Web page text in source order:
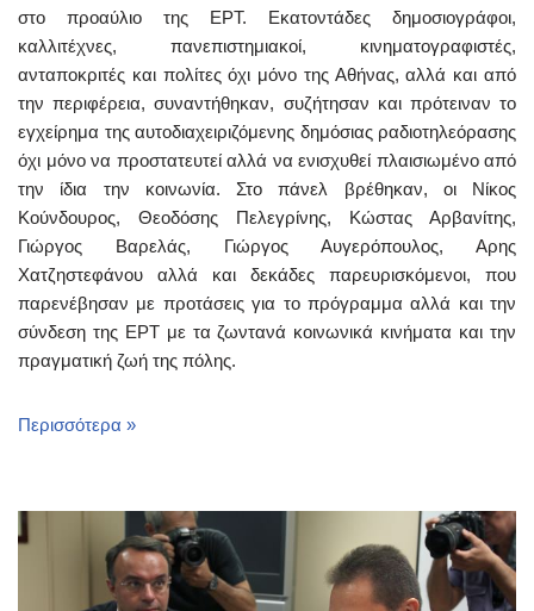
στο προαύλιο της ΕΡΤ. Εκατοντάδες δημοσιογράφοι,
καλλιτέχνες, πανεπιστημιακοί, κινηματογραφιστές,
ανταποκριτές και πολίτες όχι μόνο της Αθήνας, αλλά και από
την περιφέρεια, συναντήθηκαν, συζήτησαν και πρότειναν το
εγχείρημα της αυτοδιαχειριζόμενης δημόσιας ραδιοτηλεόρασης
όχι μόνο να προστατευτεί αλλά να ενισχυθεί πλαισιωμένο από
την ίδια την κοινωνία. Στο πάνελ βρέθηκαν, οι Νίκος
Κούνδουρος, Θεοδόσης Πελεγρίνης, Κώστας Αρβανίτης,
Γιώργος Βαρελάς, Γιώργος Αυγερόπουλος, Αρης
Χατζηστεφάνου αλλά και δεκάδες παρευρισκόμενοι, που
παρενέβησαν με προτάσεις για το πρόγραμμα αλλά και την
σύνδεση της ΕΡΤ με τα ζωντανά κοινωνικά κινήματα και την
πραγματική ζωή της πόλης.
Περισσότερα »